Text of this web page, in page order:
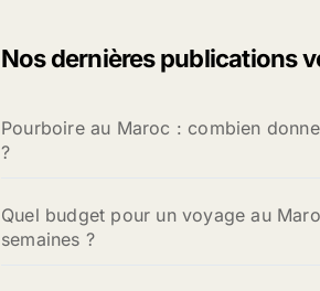
r
e
r
Nos dernières publications
Pourboire au Maroc : combien
?
Quel budget pour un voyage au
semaines ?